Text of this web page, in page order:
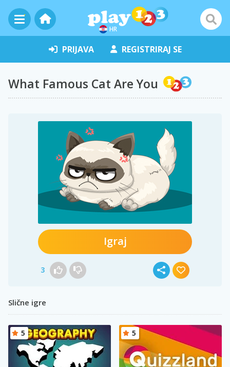
HR
PRIJAVA REGISTRIRAJ SE
What Famous Cat Are You
Igraj
3
Slične igre
5 5